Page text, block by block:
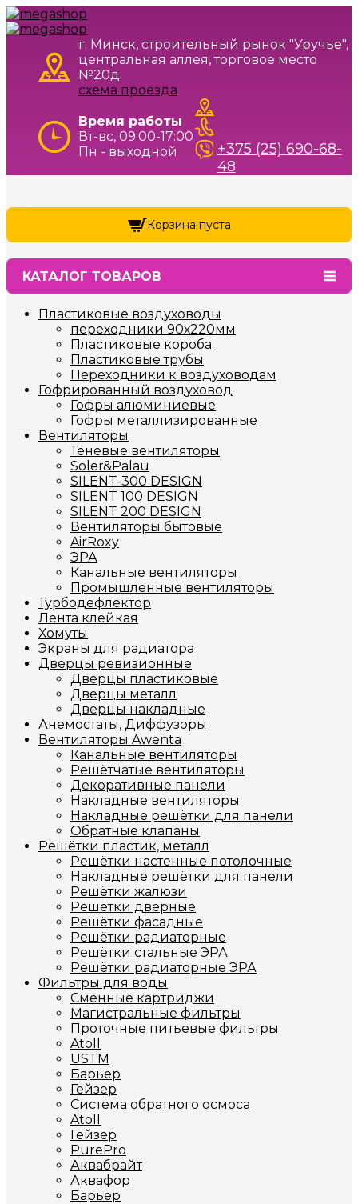
г. Минск, строительный рынок "Уручье",
центральная аллея, торговое место
№20д
схема проезда
Время работы
Вт-вс, 09:00-17:00
Пн - выходной
+375 (25) 690-68-
48
КАТАЛОГ ТОВАРОВ
Пластиковые воздуховоды
переходники 90х220мм
Пластиковые короба
Пластиковые трубы
Переходники к воздуховодам
Гофрированный воздуховод
Гофры алюминиевые
Гофры металлизированные
Вентиляторы
Теневые вентиляторы
Soler&Palau
SILENT-300 DESIGN
SILENT 100 DESIGN
SILENT 200 DESIGN
Вентиляторы бытовые
AirRoxy
ЭРА
Канальные вентиляторы
Промышленные вентиляторы
Турбодефлектор
Лента клейкая
Хомуты
Экраны для радиатора
Дверцы ревизионные
Дверцы пластиковые
Дверцы металл
Дверцы накладные
Анемостаты, Диффузоры
Вентиляторы Awenta
Канальные вентиляторы
Решётчатые вентиляторы
Декоративные панели
Накладные вентиляторы
Накладные решётки для панели
Обратные клапаны
Решётки пластик, металл
Решётки настенные потолочные
Накладные решётки для панели
Решётки жалюзи
Решётки дверные
Решётки фасадные
Решётки радиаторные
Решётки стальные ЭРА
Решётки радиаторные ЭРА
Фильтры для воды
Сменные картриджи
Магистральные фильтры
Проточные питьевые фильтры
Atoll
USTM
Барьер
Гейзер
Система обратного осмоса
Atoll
Гейзер
PurePro
Аквабрайт
Аквафор
Барьер
Корзина пуста